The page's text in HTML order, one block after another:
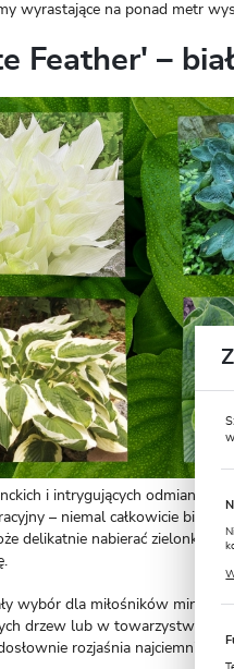
wyrastające na ponad metr
Feather' –
i intrygujących odmian,
– niemal całkowicie białe,
delikatnie nabierać
wybór dla miłośników
drzew lub w towarzystwie
rozjaśnia najciemniejsze